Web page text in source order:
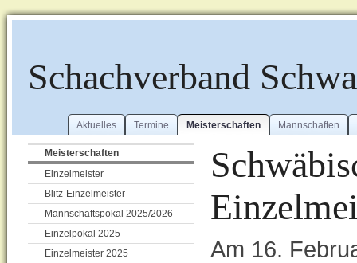
Schachverband
Aktuelles Termine Meisterschaften Mannschaften
Meisterschaften
Einzelmeister
Blitz-Einzelmeister
Mannschaftspokal 2025/2026
Einzelpokal 2025
Einzelmeister 2025
Am 16.